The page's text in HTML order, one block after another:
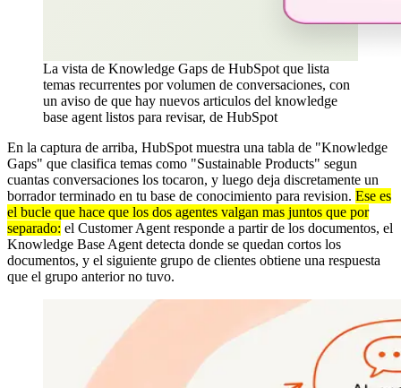
La vista de Knowledge Gaps de HubSpot que lista
temas recurrentes por volumen de conversaciones, con
un aviso de que hay nuevos articulos del knowledge
base agent listos para revisar, de HubSpot
En la captura de arriba, HubSpot muestra una tabla de "Knowledge
Gaps" que clasifica temas como "Sustainable Products" segun
cuantas conversaciones los tocaron, y luego deja discretamente un
borrador terminado en tu base de conocimiento para revision. Ese es
el bucle que hace que los dos agentes valgan mas juntos que por
separado: el Customer Agent responde a partir de los documentos, el
Knowledge Base Agent detecta donde se quedan cortos los
documentos, y el siguiente grupo de clientes obtiene una respuesta
que el grupo anterior no tuvo.